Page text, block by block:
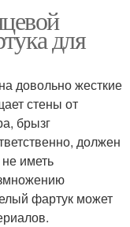
для
довольно жесткие
стены от
брызг
должен
иметь
фартук может